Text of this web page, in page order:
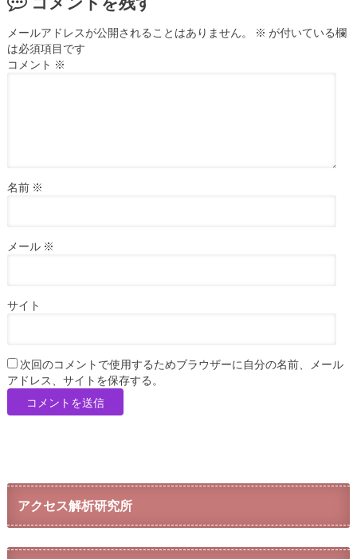
メールアドレスが公開されることはありません。 ※ が付いている欄
は必須項目です
コメント ※
名前 ※
メール ※
サイト
次回のコメントで使用するためブラウザーに自分の名前、メール
アドレス、サイトを保存する。
アクセス解析研究所